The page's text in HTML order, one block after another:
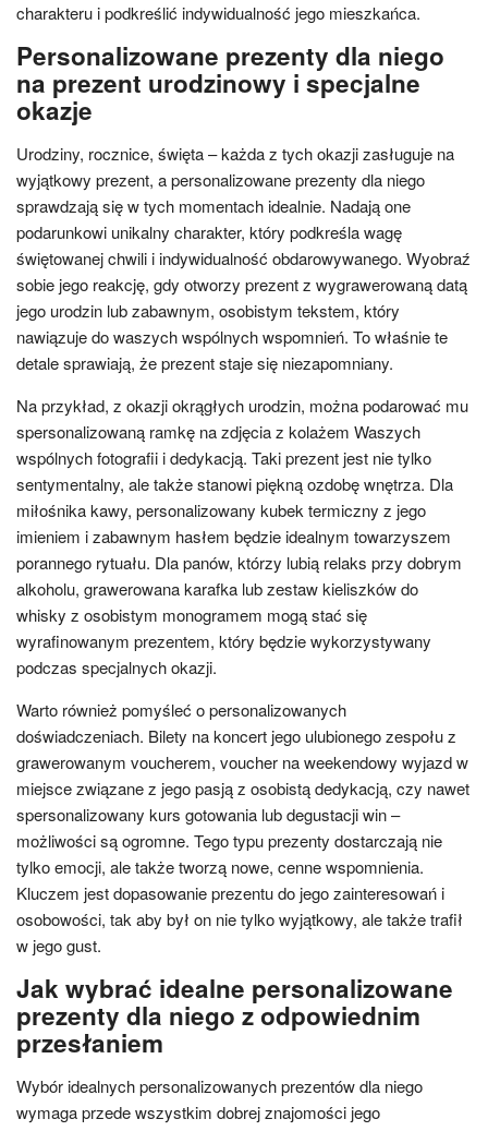
charakteru i podkreślić indywidualność jego mieszkańca.
Personalizowane prezenty dla niego
na prezent urodzinowy i specjalne
okazje
Urodziny, rocznice, święta – każda z tych okazji zasługuje na
wyjątkowy prezent, a personalizowane prezenty dla niego
sprawdzają się w tych momentach idealnie. Nadają one
podarunkowi unikalny charakter, który podkreśla wagę
świętowanej chwili i indywidualność obdarowywanego. Wyobraź
sobie jego reakcję, gdy otworzy prezent z wygrawerowaną datą
jego urodzin lub zabawnym, osobistym tekstem, który
nawiązuje do waszych wspólnych wspomnień. To właśnie te
detale sprawiają, że prezent staje się niezapomniany.
Na przykład, z okazji okrągłych urodzin, można podarować mu
spersonalizowaną ramkę na zdjęcia z kolażem Waszych
wspólnych fotografii i dedykacją. Taki prezent jest nie tylko
sentymentalny, ale także stanowi piękną ozdobę wnętrza. Dla
miłośnika kawy, personalizowany kubek termiczny z jego
imieniem i zabawnym hasłem będzie idealnym towarzyszem
porannego rytuału. Dla panów, którzy lubią relaks przy dobrym
alkoholu, grawerowana karafka lub zestaw kieliszków do
whisky z osobistym monogramem mogą stać się
wyrafinowanym prezentem, który będzie wykorzystywany
podczas specjalnych okazji.
Warto również pomyśleć o personalizowanych
doświadczeniach. Bilety na koncert jego ulubionego zespołu z
grawerowanym voucherem, voucher na weekendowy wyjazd w
miejsce związane z jego pasją z osobistą dedykacją, czy nawet
spersonalizowany kurs gotowania lub degustacji win –
możliwości są ogromne. Tego typu prezenty dostarczają nie
tylko emocji, ale także tworzą nowe, cenne wspomnienia.
Kluczem jest dopasowanie prezentu do jego zainteresowań i
osobowości, tak aby był on nie tylko wyjątkowy, ale także trafił
w jego gust.
Jak wybrać idealne personalizowane
prezenty dla niego z odpowiednim
przesłaniem
Wybór idealnych personalizowanych prezentów dla niego
wymaga przede wszystkim dobrej znajomości jego